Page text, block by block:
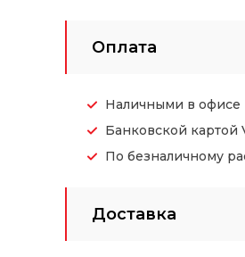
Оплата
Наличными в офисе
Банковской
По безналичному
Доставка